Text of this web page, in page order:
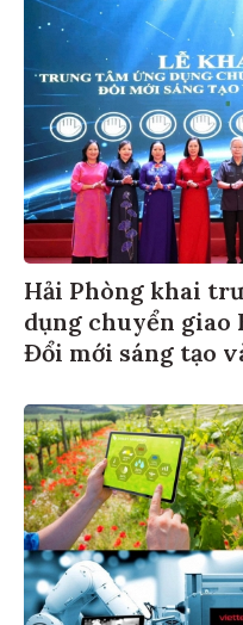
Hải Phòng khai
dụng chuyển giao
Đổi mới sáng tạo